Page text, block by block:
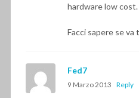
hardware low cost.
Facci sapere se
Fed7
9 Marzo 2013 Reply